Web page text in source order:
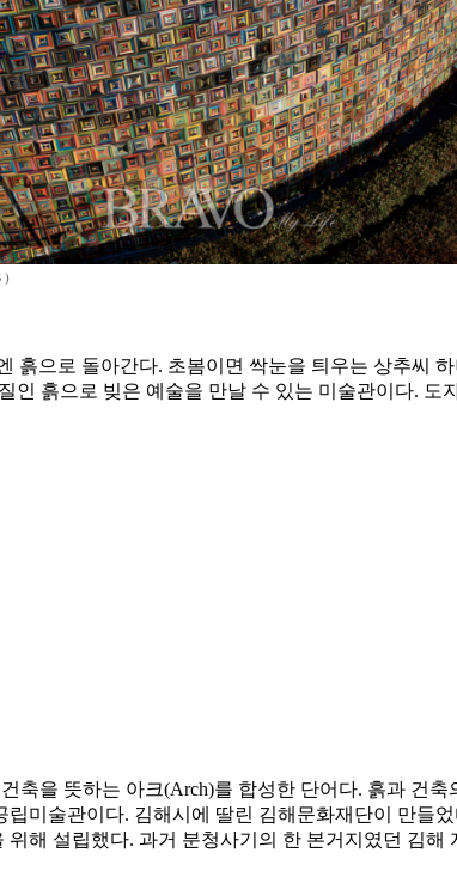
)
흙으로 돌아간다. 초봄이면 싹눈을 틔우는 상추씨
흙으로 빚은 예술을 만날 수 있는 미술관이다. 도
축을 뜻하는 아크(Arch)를 합성한 단어다. 흙과 건
립미술관이다. 김해시에 딸린 김해문화재단이 만들
해 설립했다. 과거 분청사기의 한 본거지였던 김